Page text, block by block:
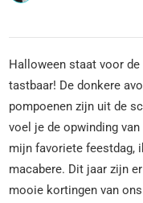
Halloween staat voor
tastbaar! De donkere
pompoenen zijn uit de
voel je de opwinding
mijn favoriete feestdag,
macabere. Dit jaar zijn
mooie kortingen van